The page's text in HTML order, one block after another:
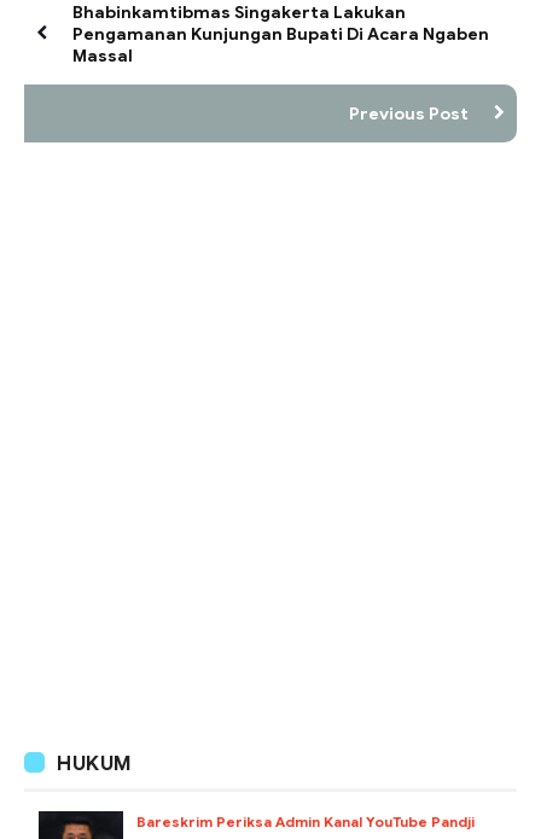
Bhabinkamtibmas Singakerta Lakukan
Pengamanan Kunjungan Bupati Di Acara Ngaben
Massal
Previous Post
HUKUM
Bareskrim Periksa Admin Kanal YouTube Pandji